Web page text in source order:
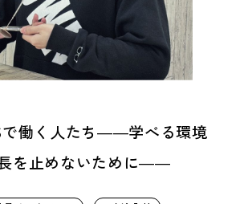
で働く人たち――学べる環境
を止めないために――